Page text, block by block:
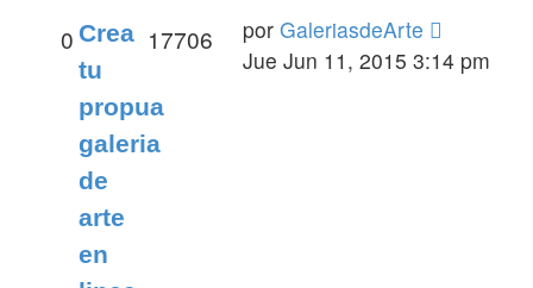
Crea
tu
propua
galeria
de
arte
en
0 17706 por GaleriasdeArte
Jue Jun 11, 2015 3:14 pm